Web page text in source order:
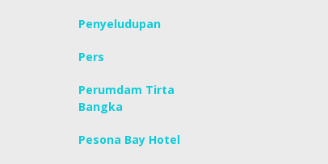
Penyeludupan
Pers
Perumdam Tirta
Bangka
Pesona Bay Hotel